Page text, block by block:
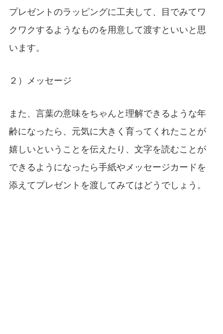
プレゼントのラッピングに工夫して、目でみてワ
クワクするようなものを用意して渡すといいと思
います。
２）メッセージ
また、言葉の意味をちゃんと理解できるような年
齢になったら、元気に大きく育ってくれたことが
嬉しいということを伝えたり、文字を読むことが
できるようになったら手紙やメッセージカードを
添えてプレゼントを渡してみてはどうでしょう。